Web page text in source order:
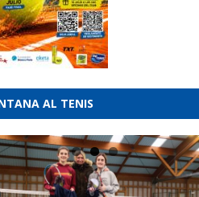
AL TENIS